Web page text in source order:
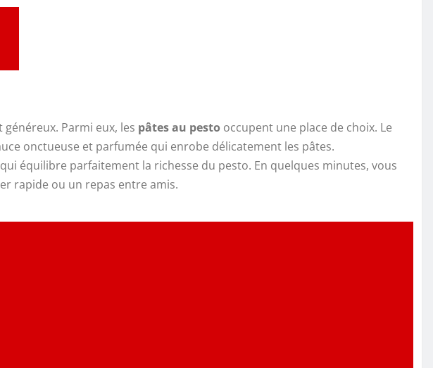
Parmi eux, les pâtes au pesto occupent une place de choix. Le
onctueuse et parfumée qui enrobe délicatement les pâtes.
équilibre parfaitement la richesse du pesto. En quelques minutes, vous
rapide ou un repas entre amis.